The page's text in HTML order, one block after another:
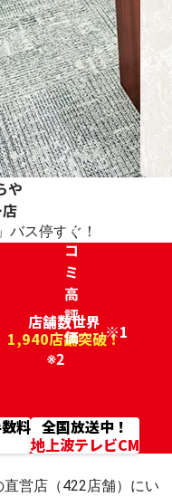
や
バス停すぐ！
店舗数世界
1,940店舗突破！
※1
チ
コ
ミ
高
評
価
96.2%
※2
料 全国放送中！
地上波テレビCM
営店（422店舗）にい